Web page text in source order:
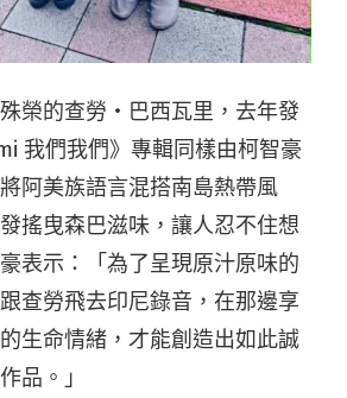
榮的查勞・巴西瓦里，去年發
我們我們》專輯同樣由柯智豪
阿美族語言混搭南島熱帶風
搖曳森巴滋味，讓人忍不住想
表示：「為了呈現原汁原味的
查勞飛去印尼錄音，在那邊享
生命情緒，才能創造出如此誠
品。」